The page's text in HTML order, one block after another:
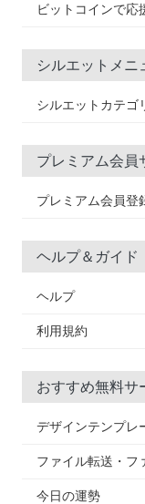
ビットコインで応
シルエットメニ
シルエットカテゴ
プレミアム会員
プレミアム会員登
ヘルプ＆ガイド
ヘルプ
利用規約
おすすめ無料サ
デザインテンプレ
ファイル転送・フ
今日の運勢